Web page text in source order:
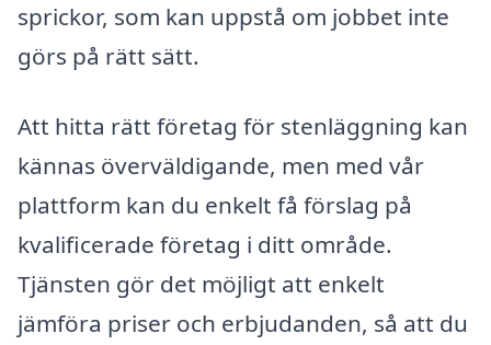
sprickor, som kan uppstå om jobbet inte
görs på rätt sätt.
Att hitta rätt företag för stenläggning kan
kännas överväldigande, men med vår
plattform kan du enkelt få förslag på
kvalificerade företag i ditt område.
Tjänsten gör det möjligt att enkelt
jämföra priser och erbjudanden, så att du